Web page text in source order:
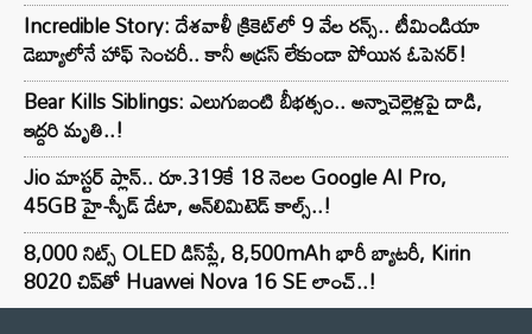
Incredible Story: దేశవాళీ క్రికెట్‌లో 9 వేల రన్స్.. టీమిండియా
డెబ్యూలోనే హాఫ్ సెంచరీ.. కానీ అడ్రస్ లేకుండా పోయిన ఓపెనర్!
Bear Kills Siblings: ఎలుగుబంటి బీభత్సం.. అన్నాచెల్లెళ్లపై దాడి,
ఇద్దరి మృతి..!
Jio మాస్టర్ ప్లాన్.. రూ.319కే 18 నెలల Google AI Pro,
45GB హై-స్పీడ్ డేటా, అన్⁭లిమిటెడ్ కాల్స్..!
8,000 నిట్స్ OLED డిస్‌ప్లే, 8,500mAh భారీ బ్యాటరీ, Kirin
8020 చిప్‌తో Huawei Nova 16 SE లాంచ్..!